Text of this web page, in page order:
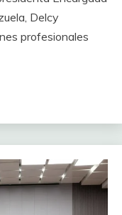
Delcy
profesionales